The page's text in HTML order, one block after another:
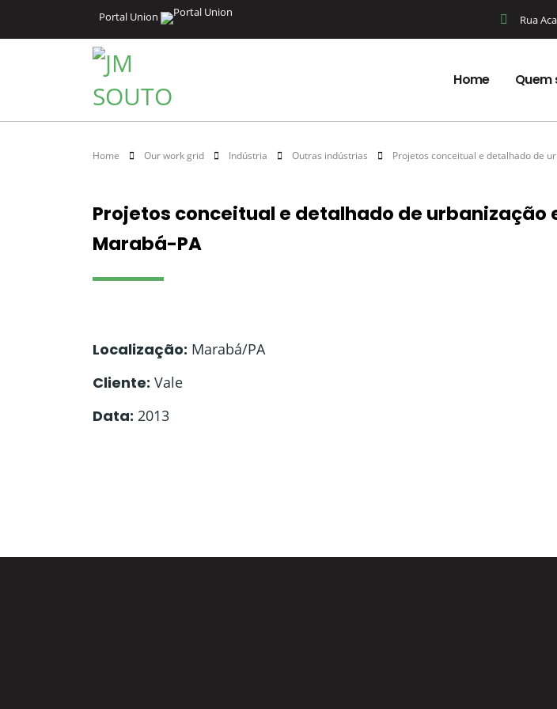
Portal Union Rua
Home Quem
Home Our work grid Indústria Outras indústrias Projetos conceitual e detalhado de
Projetos conceitual e detalhado de
Marabá-PA
Localização: Marabá/PA
Cliente: Vale
Data: 2013